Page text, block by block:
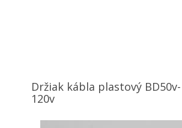
Držiak kábla plastový BD50v-
120v